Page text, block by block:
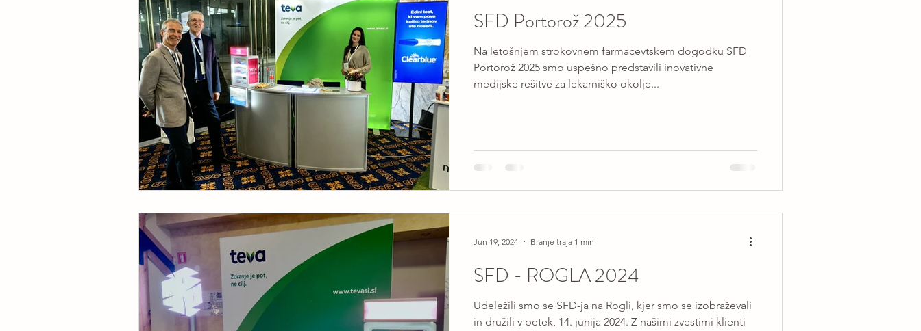
SFD Portorož 2025
Na letošnjem strokovnem farmacevtskem dogodku SFD
Portorož 2025 smo uspešno predstavili inovativne
medijske rešitve za lekarniško okolje...
SFD - ROGLA 2024
Udeležili smo se SFD-ja na Rogli, kjer smo se izobraževali
in družili v petek, 14. junija 2024. Z našimi zvestimi klienti
Jun 19, 2024 Branje traja 1 min